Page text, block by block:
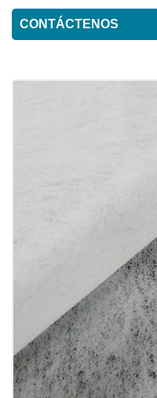
CONTÁCTENOS